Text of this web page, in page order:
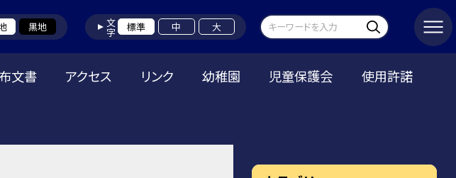
黒地 文字 標準 中 大
文書 アクセス リンク 幼稚園 児童保護会 使用許諾